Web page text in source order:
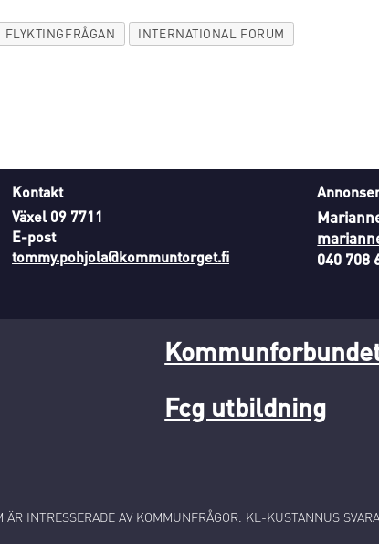
FLYKTINGFRÅGAN INTERNATIONAL FORUM
Kontakt
Växel 09 7711
E-post
tommy.pohjola@kommuntorget.fi
040 708
Fcg utbildning
INTRESSERADE AV KOMMUNFRÅGOR. KL-KUSTANNUS